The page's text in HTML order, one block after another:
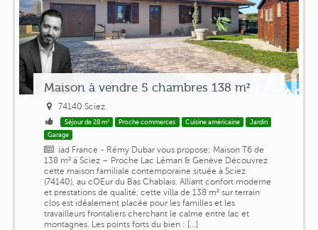
Maison à vendre 5 chambres 138 m²
74140 Sciez
Séjour de 28 m² Proche commerces Cuisine américaine
Jardin
Garage
iad France - Rémy Dubar vous propose: Maison T6 de
138 m² à Sciez – Proche Lac Léman & Genève Découvrez
cette maison familiale contemporaine située à Sciez
(74140), au cOEur du Bas Chablais. Alliant confort moderne
et prestations de qualité, cette villa de 138 m² sur terrain
clos est idéalement placée pour les familles et les
travailleurs frontaliers cherchant le calme entre lac et
montagnes. Les points forts du bien : [...]